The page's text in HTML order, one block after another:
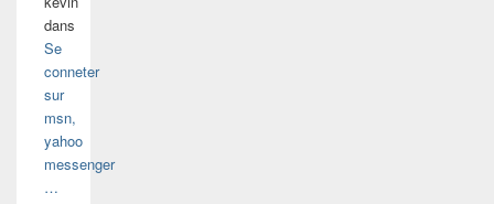
dans
Se
conneter
sur
msn,
yahoo
messenger
…